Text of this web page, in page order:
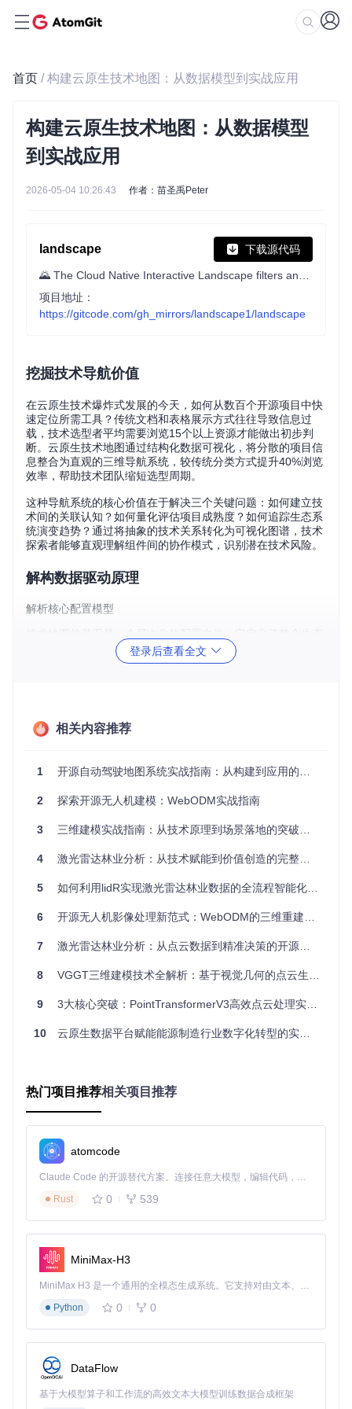
首页 / 构建云原生技术地图：从数据模型到实战应用
构建云原生技术地图：从数据模型
到实战应用
2026-05-04 10:26:43 作者：苗圣禹Peter
landscape 下载源代码
项目地址：
https://gitcode.com/gh_mirrors/landscape1/landscape
挖掘技术导航价值
在云原生技术爆炸式发展的今天，如何从数百个开源项目中快
速定位所需工具？传统文档和表格展示方式往往导致信息过
载，技术选型者平均需要浏览15个以上资源才能做出初步判
断。云原生技术地图通过结构化数据可视化，将分散的项目信
息整合为直观的三维导航系统，较传统分类方式提升40%浏览
效率，帮助技术团队缩短选型周期。
这种导航系统的核心价值在于解决三个关键问题：如何建立技
术间的关联认知？如何量化评估项目成熟度？如何追踪生态系
统演变趋势？通过将抽象的技术关系转化为可视化图谱，技术
探索者能够直观理解组件间的协作模式，识别潜在技术风险。
解构数据驱动原理
解析核心配置模型
系统的分类体系和项目元数据。这个配置文件采用YAML（Yet
Another Markup Language，一种数据序列化格式）格式，通
-
name: 编排调度
homepage: https://kubernetes.io
metrics:
contributors: 3000+
上述结构展示了配置文件的基本单元：分类定义→项目条目→
识和量化指标，这种结构化设计使机器能够自动解析并生成可
技术地图的生成过程遵循"数据输入→处理节点→输出结果"的
流水线架构：
数据输入阶段：系统读取配置文件中的分类结构和项目元
数据，同时通过API接口获取实时数据（如GitHub星数、
最近提交时间）
关系引擎分析项目间的依赖关系
图，支持分类筛选、成熟度排序和关系展示
技术局限性分析
尽管这种可视化方案带来显著价值，仍存在三方面局限：首
先，配置文件的维护成本随项目数量线性增长，目前超过800
PI速率限制，导致部分项目指标存在1-2天延迟；最后，分类
体系难以覆盖新兴技术领域，需要人工定期更新分类维度。
拓展实际应用场景
技术成熟度四象限评估
基于技术地图数据，可构建"采用度-稳定性"四象限分析框架：
潜力技术（低采用度-高稳定性）：如容器存储接口CSI，标
准成熟但生态尚在构建
实验技术（低采用度-低稳定性）：如WebAssembly运行
登录后查看全文
相关内容推荐
1 开源自动驾驶地图系统实战指南：从构建到应用的全流程解析
2 探索开源无人机建模：WebODM实战指南
3 三维建模实战指南：从技术原理到场景落地的突破路径
4 激光雷达林业分析：从技术赋能到价值创造的完整路径
5 如何利用lidR实现激光雷达林业数据的全流程智能化处理？
6 开源无人机影像处理新范式：WebODM的三维重建技术与行业实践
7 激光雷达林业分析：从点云数据到精准决策的开源解决方案
8 VGGT三维建模技术全解析：基于视觉几何的点云生成实践指南
9 3大核心突破：PointTransformerV3高效点云处理实战指南
10 云原生数据平台赋能能源制造行业数字化转型的实践指南
热门项目推荐相关项目推荐
atomcode
Claude Code 的开源替代方案。连接任意大模型，编辑代码，运行命令，自动验证 — 全自动执行。用 Rust 构建，极致性能。 ｜ An open-source alternative to Claude Code. Connect any LLM, edit code, run commands, and verify changes — autonomously. Built in Rust for speed. Get Started
Rust
0 539
MiniMax-H3
MiniMax H3 是一个通用的全模态生成系统。它支持对由文本、图像、视频和音频组成的多模态上下文进行统一理解，并能生成分辨率高达 2K、时长可达 15 秒的带原生立体声音频的视频。得益于面向任务泛化的系统设计，H3 在预训练阶段就已具备广泛的多模态上下文理解与生成能力，能够出色地执行复杂的多模态指令。
Python
0 0
DataFlow
基于大模型算子和工作流的高效文本大模型训练数据合成框架